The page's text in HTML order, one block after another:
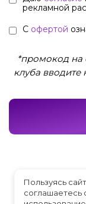
рекламной
С офертой
*промокод на
клуба вводите
Пользуясь
соглашаетесь